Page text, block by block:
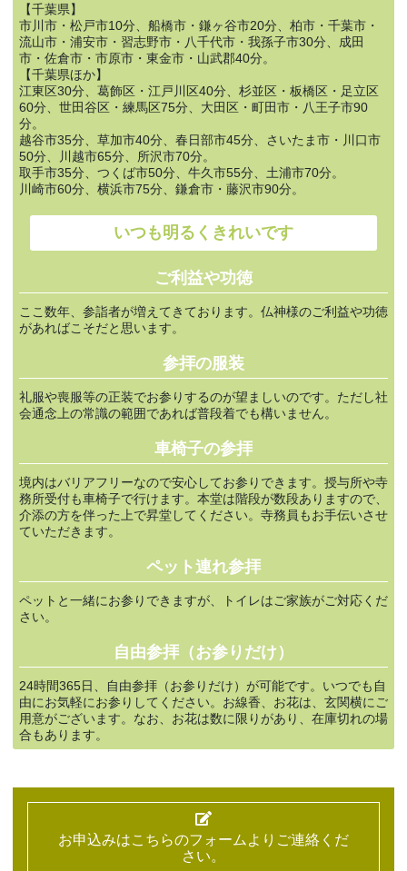
【千葉県】
市川市・松戸市10分、船橋市・鎌ヶ谷市20分、柏市・千葉市・
流山市・浦安市・習志野市・八千代市・我孫子市30分、成田
市・佐倉市・市原市・東金市・山武郡40分。
【千葉県ほか】
江東区30分、葛飾区・江戸川区40分、杉並区・板橋区・足立区
60分、世田谷区・練馬区75分、大田区・町田市・八王子市90
分。
越谷市35分、草加市40分、春日部市45分、さいたま市・川口市
50分、川越市65分、所沢市70分。
取手市35分、つくば市50分、牛久市55分、土浦市70分。
川崎市60分、横浜市75分、鎌倉市・藤沢市90分。
いつも明るくきれいです
ご利益や功徳
ここ数年、参詣者が増えてきております。仏神様のご利益や功徳
があればこそだと思います。
参拝の服装
礼服や喪服等の正装でお参りするのが望ましいのです。ただし社
会通念上の常識の範囲であれば普段着でも構いません。
車椅子の参拝
境内はバリアフリーなので安心してお参りできます。授与所や寺
務所受付も車椅子で行けます。本堂は階段が数段ありますので、
介添の方を伴った上で昇堂してください。寺務員もお手伝いさせ
ていただきます。
ペット連れ参拝
ペットと一緒にお参りできますが、トイレはご家族がご対応くだ
さい。
自由参拝（お参りだけ）
24時間365日、自由参拝（お参りだけ）が可能です。いつでも自
由にお気軽にお参りしてください。お線香、お花は、玄関横にご
用意がございます。なお、お花は数に限りがあり、在庫切れの場
合もあります。
お申込みはこちらのフォームよりご連絡くだ
さい。